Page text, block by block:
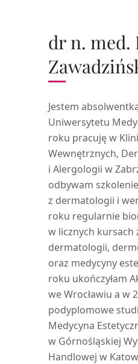
dr n. med.
Jestem
Uniwersytetu
roku pracuję w
Wewnętrznych,
i Alergologii w
odbywam
z dermatologii i
roku regularnie
w licznych kursach
dermatologii,
oraz medycyny
roku ukończyłam
we Wrocławiu a w
podyplomowe
Medycyna
w Górnośląskiej
Handlowej w